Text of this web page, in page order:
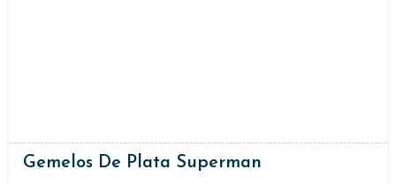
Gemelos De Plata Superman